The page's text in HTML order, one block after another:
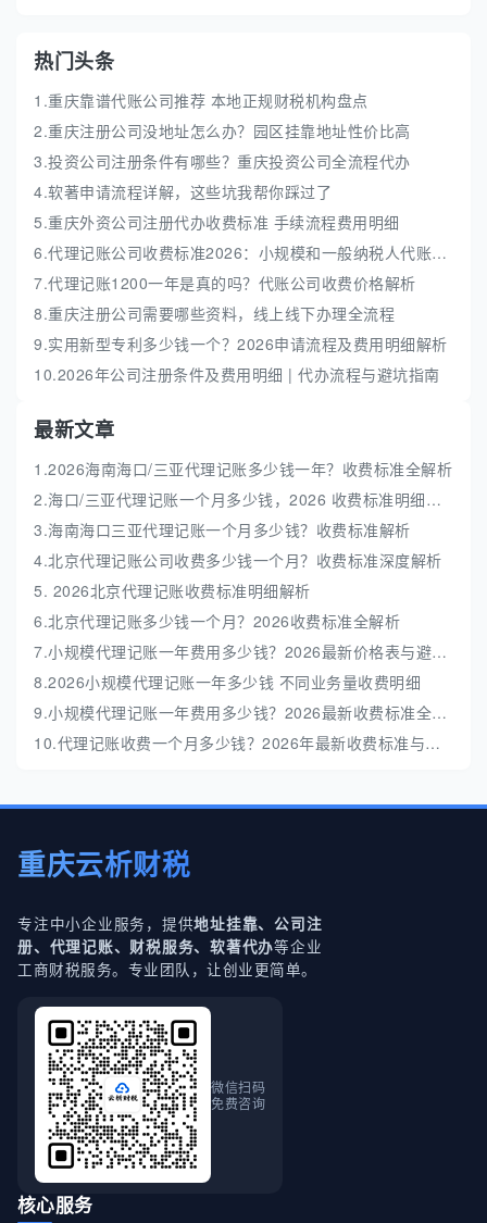
热门头条
1.重庆靠谱代账公司推荐 本地正规财税机构盘点
2.重庆注册公司没地址怎么办？园区挂靠地址性价比高
3.投资公司注册条件有哪些？重庆投资公司全流程代办
4.软著申请流程详解，这些坑我帮你踩过了
5.重庆外资公司注册代办收费标准 手续流程费用明细
6.代理记账公司收费标准2026：小规模和一般纳税人代账费解析
7.代理记账1200一年是真的吗？代账公司收费价格解析
8.重庆注册公司需要哪些资料，线上线下办理全流程
9.实用新型专利多少钱一个？2026申请流程及费用明细解析
10.2026年公司注册条件及费用明细 | 代办流程与避坑指南
最新文章
1.2026海南海口/三亚代理记账多少钱一年？收费标准全解析
2.海口/三亚代理记账一个月多少钱，2026 收费标准明细解析
3.海南海口三亚代理记账一个月多少钱？收费标准解析
4.北京代理记账公司收费多少钱一个月？收费标准深度解析
5. 2026北京代理记账收费标准明细解析
6.北京代理记账多少钱一个月？2026收费标准全解析
7.小规模代理记账一年费用多少钱？2026最新价格表与避坑指南
8.2026小规模代理记账一年多少钱 不同业务量收费明细
9.小规模代理记账一年费用多少钱？2026最新收费标准全解析
10.代理记账收费一个月多少钱？2026年最新收费标准与避坑指南
重庆云析财税
专注中小企业服务，提供地址挂靠、公司注
册、代理记账、财税服务、软著代办等企业
工商财税服务。专业团队，让创业更简单。
微信扫码
免费咨询
核心服务